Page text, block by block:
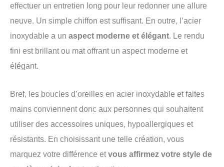
effectuer un entretien long pour leur redonner une allure
neuve. Un simple chiffon est suffisant. En outre, l’acier
inoxydable a un aspect moderne et élégant. Le rendu
fini est brillant ou mat offrant un aspect moderne et
élégant.
Bref, les boucles d’oreilles en acier inoxydable et faites
mains conviennent donc aux personnes qui souhaitent
utiliser des accessoires uniques, hypoallergiques et
résistants. En choisissant une telle création, vous
marquez votre différence etvous affirmez votre style de